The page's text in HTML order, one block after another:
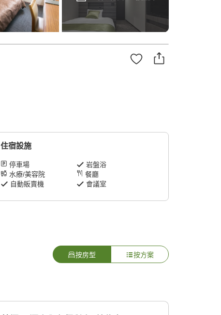
住宿設施
停車場
岩盤浴
水療/美容院
餐廳
自動販賣機
會議室
按房型 按方案